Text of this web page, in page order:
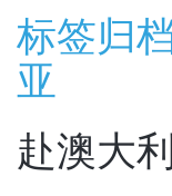
标签归
亚
赴澳大